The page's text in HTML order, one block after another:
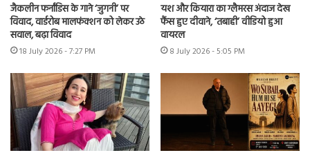
जैकलीन फर्नांडिस के गाने ‘जुगनी’ पर
विवाद, वार्डरोब मालफंक्शन को लेकर उठे
सवाल, बढ़ा विवाद
18 July 2026 - 7:27 PM
यश और कियारा का ग्लैमरस अंदाज देख
फैंस हुए दीवाने, ‘तबाही’ वीडियो हुआ
वायरल
8 July 2026 - 5:05 PM